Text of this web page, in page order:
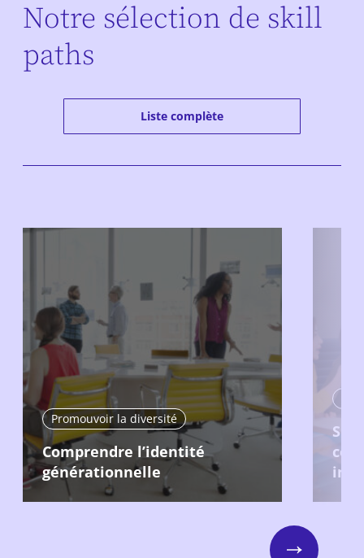
Notre sélection de skill
paths
Liste complète
Promouvoir la diversité
Comprendre l’identité
générationnelle